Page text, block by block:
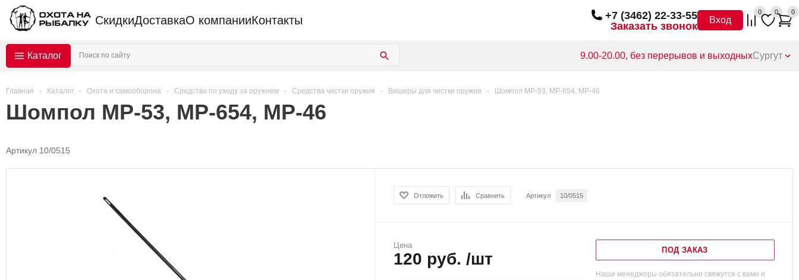
СкидкиДоставкаО компанииКонтакты
+7 (3462) 22-33-55
Заказать звонок
Вход
0 0 0
Каталог 9.00-20.00, без перерывов и выходныхСургут
Главная - Каталог - Охота и самооборона - Средства по уходу за оружием - Средства чистки оружия - Вишеры для чистки оружия - Шомпол МР-53, МР-654, МР-46
Шомпол МР-53, МР-654, МР-46
Артикул 10/0515
Отложить Сравнить Артикул 10/0515
Цена
120 руб. /шт ПОД ЗАКАЗ
Наши менеджеры обязательно свяжутся с вами и